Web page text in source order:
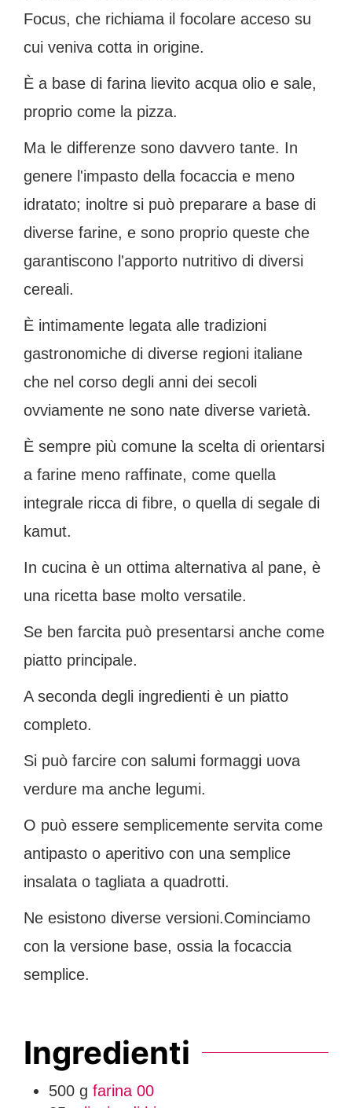
Focus, che richiama il focolare acceso su
cui veniva cotta in origine.
È a base di farina lievito acqua olio e sale,
proprio come la pizza.
Ma le differenze sono davvero tante. In
genere l'impasto della focaccia e meno
idratato; inoltre si può preparare a base di
diverse farine, e sono proprio queste che
garantiscono l'apporto nutritivo di diversi
cereali.
È intimamente legata alle tradizioni
gastronomiche di diverse regioni italiane
che nel corso degli anni dei secoli
ovviamente ne sono nate diverse varietà.
È sempre più comune la scelta di orientarsi
a farine meno raffinate, come quella
integrale ricca di fibre, o quella di segale di
kamut.
In cucina è un ottima alternativa al pane, è
una ricetta base molto versatile.
Se ben farcita può presentarsi anche come
piatto principale.
A seconda degli ingredienti è un piatto
completo.
Si può farcire con salumi formaggi uova
verdure ma anche legumi.
O può essere semplicemente servita come
antipasto o aperitivo con una semplice
insalata o tagliata a quadrotti.
Ne esistono diverse versioni.Cominciamo
con la versione base, ossia la focaccia
semplice.
Ingredienti
500 g farina 00